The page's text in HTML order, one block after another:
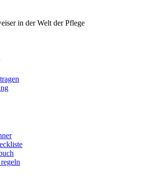
in der Welt der Pflege